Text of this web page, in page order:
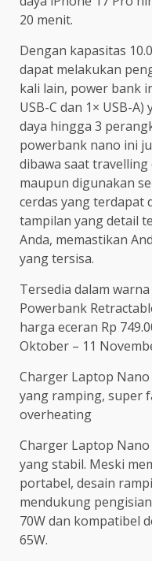
20 menit.
Dengan kapasitas
dapat melakukan
kali lain, power bank
USB-C dan 1× USB-
daya hingga 3
powerbank nano ini
dibawa saat
maupun digunakan
cerdas yang terdapat
tampilan yang detail
Anda, memastikan
yang tersisa.
Tersedia dalam
Powerbank
harga eceran Rp
Oktober – 11
Charger Laptop Nano
yang ramping, super
overheating
Charger Laptop
yang stabil. Meski
portabel, desain
mendukung
70W dan kompatibel
65W.